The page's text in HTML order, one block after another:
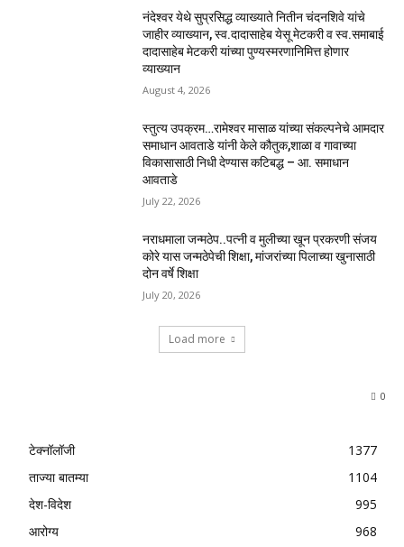
नंदेश्वर येथे सुप्रसिद्ध व्याख्याते नितीन चंदनशिवे यांचे
जाहीर व्याख्यान, स्व.दादासाहेब येसू मेटकरी व स्व.समाबाई
दादासाहेब मेटकरी यांच्या पुण्यस्मरणानिमित्त होणार
व्याख्यान
August 4, 2026
स्तुत्य उपक्रम…रामेश्वर मासाळ यांच्या संकल्पनेचे आमदार
समाधान आवताडे यांनी केले कौतुक,शाळा व गावाच्या
विकासासाठी निधी देण्यास कटिबद्ध – आ. समाधान
आवताडे
July 22, 2026
नराधमाला जन्मठेप..पत्नी व मुलीच्या खून प्रकरणी संजय
कोरे यास जन्मठेपेची शिक्षा, मांजरांच्या पिलाच्या खुनासाठी
दोन वर्षे शिक्षा
July 20, 2026
Load more
0
टेक्नॉलॉजी
1377
ताज्या बातम्या
1104
देश-विदेश
995
आरोग्य
968